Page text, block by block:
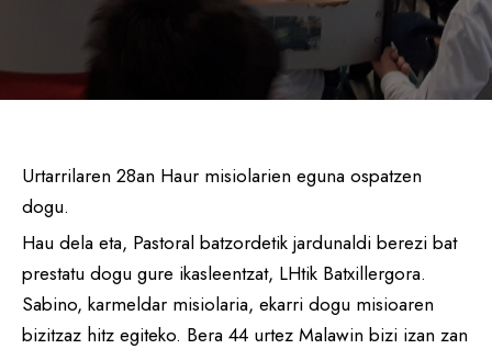
Urtarrilaren 28an Haur misiolarien eguna ospatzen
dogu.
Hau dela eta, Pastoral batzordetik jardunaldi berezi bat
prestatu dogu gure ikasleentzat, LHtik Batxillergora.
Sabino, karmeldar misiolaria, ekarri dogu misioaren
bizitzaz hitz egiteko. Bera 44 urtez Malawin bizi izan zan